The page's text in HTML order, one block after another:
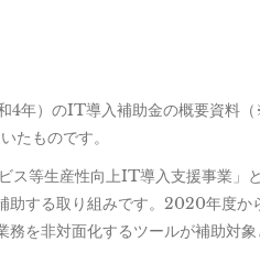
4年）のIT導入補助金の概要資料
たものです。
ス等生産性向上IT導入支援事業」
助する取り組みです。2020年度
を非対面化するツールが補助対象